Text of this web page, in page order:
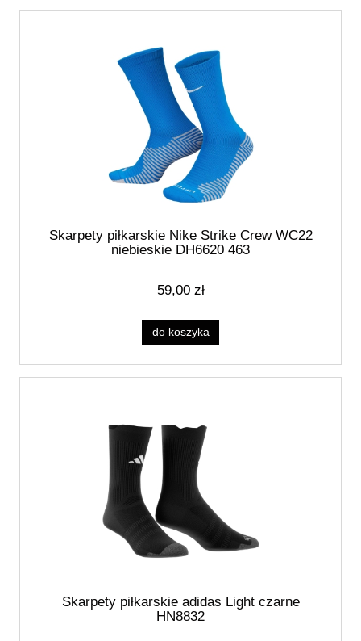
Skarpety piłkarskie Nike Strike Crew WC22
niebieskie DH6620 463
59,00 zł
do koszyka
Skarpety piłkarskie adidas Light czarne
HN8832